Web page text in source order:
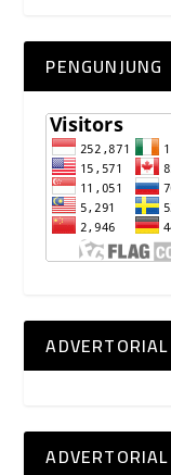
PENGUNJUNG
ADVERTORIAL
ADVERTORIAL